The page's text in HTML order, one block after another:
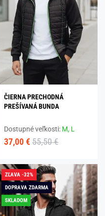
ČIERNA PRECHODNÁ
PREŠÍVANÁ BUNDA
Dostupné veľkosti: M, L
37,00 € 55,50 €
ZĽAVA -32%
DOPRAVA ZDARMA
SKLADOM